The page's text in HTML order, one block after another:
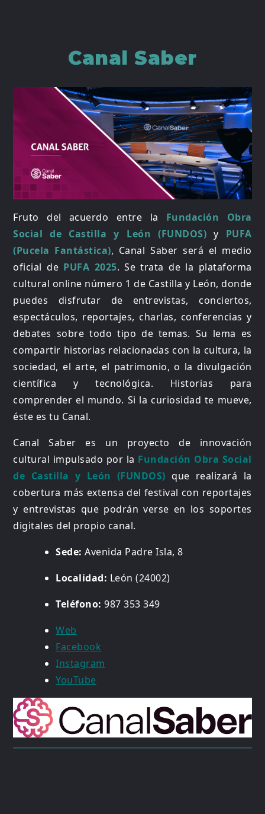
Canal Saber
Fruto del acuerdo entre la Fundación Obra
Social de Castilla y León (FUNDOS) y PUFA
(Pucela Fantástica), Canal Saber será el medio
oficial de PUFA 2025. Se trata de la plataforma
cultural online número 1 de Castilla y León, donde
puedes disfrutar de entrevistas, conciertos,
espectáculos, reportajes, charlas, conferencias y
debates sobre todo tipo de temas. Su lema es
compartir historias relacionadas con la cultura, la
sociedad, el arte, el patrimonio, o la divulgación
científica y tecnológica. Historias para
comprender el mundo. Si la curiosidad te mueve,
éste es tu Canal.
Canal Saber es un proyecto de innovación
cultural impulsado por la Fundación Obra Social
de Castilla y León (FUNDOS) que realizará la
cobertura más extensa del festival con reportajes
y entrevistas que podrán verse en los soportes
digitales del propio canal.
Sede: Avenida Padre Isla, 8
Localidad: León (24002)
Teléfono:987 353 349
Web
Facebook
Instagram
YouTube